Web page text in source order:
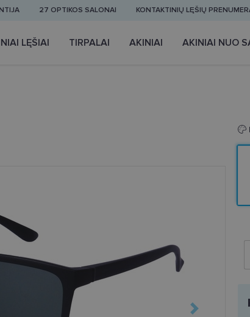
27 OPTIKOS SALONAI KONTAKTINIŲ LĘŠIŲ
LĘŠIAI TIRPALAI AKINIAI AKINIAI NUO